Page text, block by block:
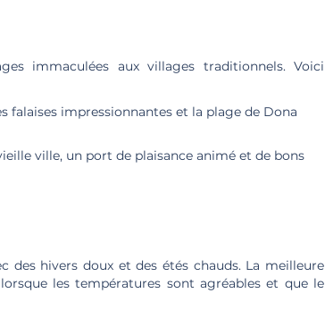
immaculées aux villages traditionnels. Voici
falaises impressionnantes et la plage de Dona
ville, un port de plaisance animé et de bons
des hivers doux et des étés chauds. La meilleure
les températures sont agréables et que le